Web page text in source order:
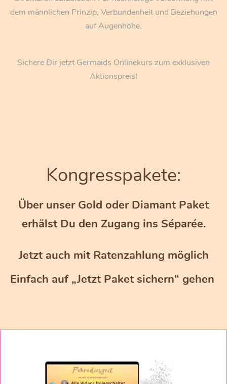
dem männlichen Prinzip, Verbundenheit und Beziehungen
auf Augenhöhe.
Sichere Dir jetzt Germaids Onlinekurs zum exklusiven
Aktionspreis!
Kongresspakete:
Über unser Gold oder Diamant Paket
erhälst Du den Zugang ins Séparée.
Jetzt auch mit Ratenzahlung möglich
Einfach auf „Jetzt Paket sichern“ gehen